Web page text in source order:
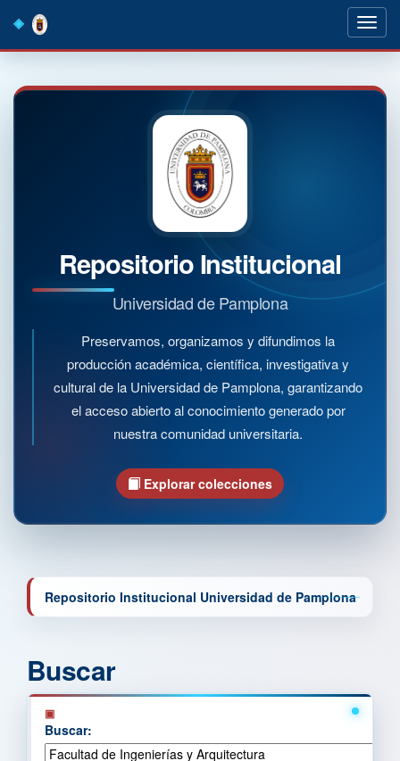
navigation
Repositorio Institucional
Universidad de Pamplona
Preservamos, organizamos y difundimos la
producción académica, científica, investigativa y
cultural de la Universidad de Pamplona, garantizando
el acceso abierto al conocimiento generado por
nuestra comunidad universitaria.
Explorar colecciones
Repositorio Institucional Universidad de Pamplona
Buscar
Buscar: